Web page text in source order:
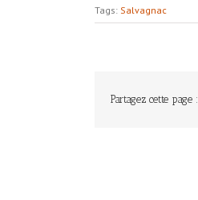
Tags: Salvagnac
Partagez cette page :